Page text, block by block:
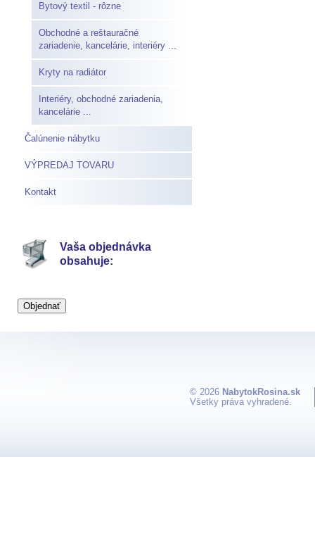
Bytový textil - rôzne
Obchodné a reštauračné
zariadenie, kancelárie, interiéry ...
Kryty na radiátor
Interiéry, obchodné zariadenia,
kancelárie ...
Čalúnenie nábytku
VÝPREDAJ TOVARU
Kontakt
Vaša objednávka
obsahuje:
© 2026 NabytokRosina.sk
Všetky práva vyhradené.